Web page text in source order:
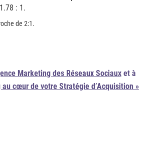
: 1.
de 2:1.
Marketing des Réseaux Sociaux et à
cœur de votre Stratégie d’Acquisition »